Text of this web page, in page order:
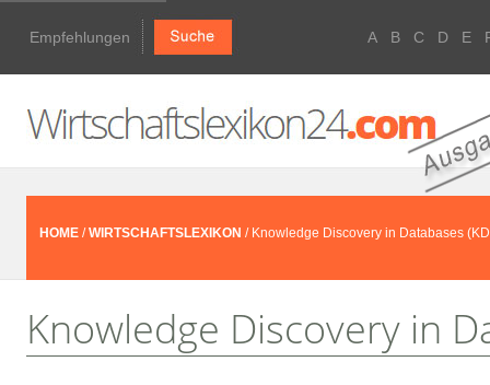
Empfehlungen A B C D E
HOME /WIRTSCHAFTSLEXIKON / Knowledge Discovery in Databases
Knowledge Discovery in